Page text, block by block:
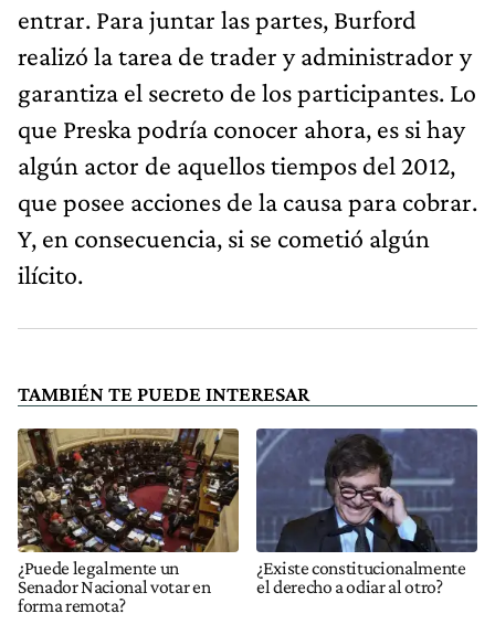
entrar. Para juntar las partes, Burford
realizó la tarea de trader y administrador y
garantiza el secreto de los participantes. Lo
que Preska podría conocer ahora, es si hay
algún actor de aquellos tiempos del 2012,
que posee acciones de la causa para cobrar.
Y, en consecuencia, si se cometió algún
ilícito.
TAMBIÉN TE PUEDE INTERESAR
¿Puede legalmente un
Senador Nacional votar en
forma remota?
¿Existe constitucionalmente
el derecho a odiar al otro?